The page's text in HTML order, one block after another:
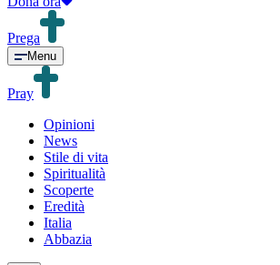
Prega
Menu
Pray
Opinioni
News
Stile di vita
Spiritualità
Scoperte
Eredità
Italia
Abbazia